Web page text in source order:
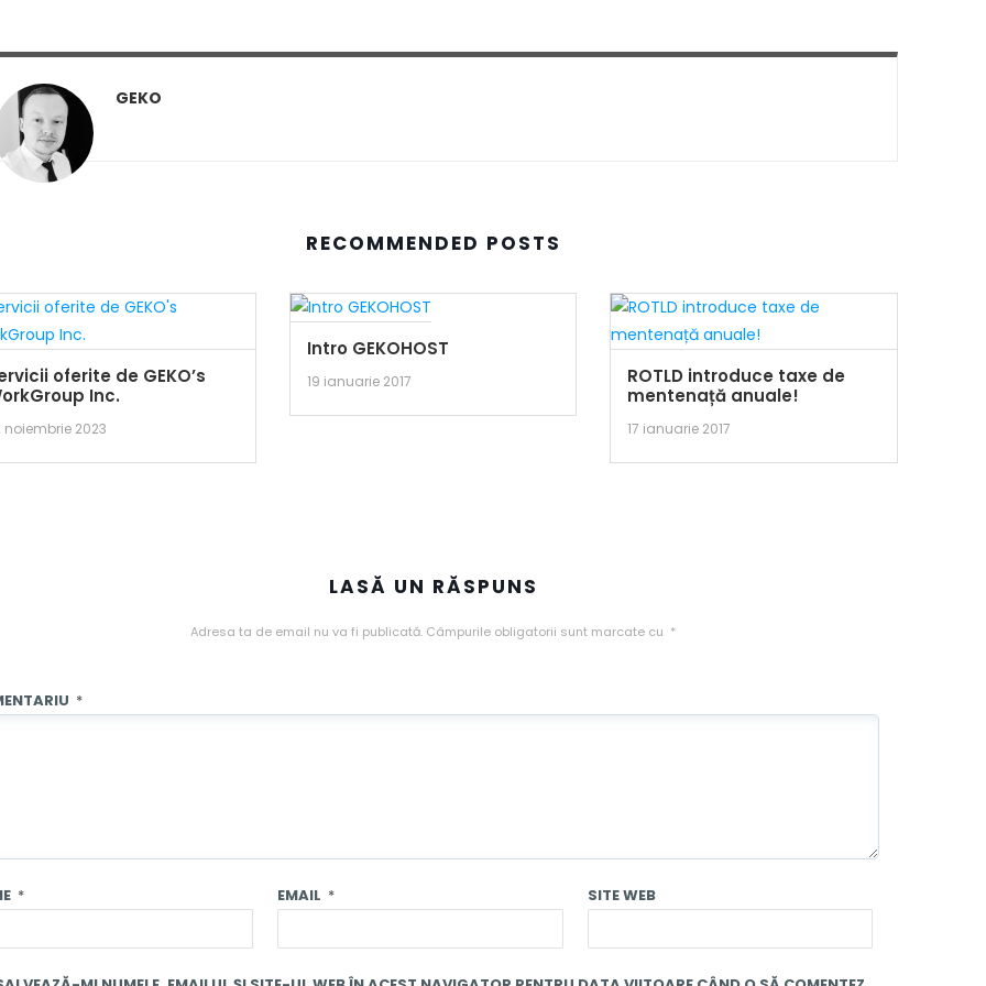
GEKO
RECOMMENDED POSTS
oferite de GEKO’s
Inc.
noiembrie 2023
Intro GEKOHOST
19 ianuarie 2017
ROTLD introduce taxe de
mentenață anuale!
17 ianuarie 2017
LASĂ UN RĂSPUNS
Adresa ta de email nu va fi publicată. Câmpurile obligatorii sunt marcate cu *
*
* EMAIL * SITE WEB